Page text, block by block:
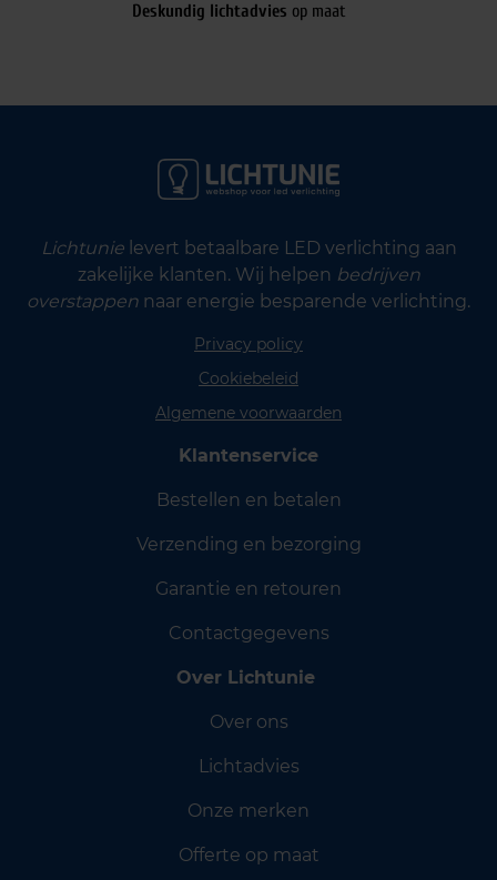
Deskundig lichtadvies op maat
Lichtunielevert betaalbare LED verlichting aan
zakelijke klanten. Wij helpen bedrijven
overstappen naar energie besparende verlichting.
Privacy policy
Cookiebeleid
Algemene voorwaarden
Klantenservice
Bestellen en betalen
Verzending en bezorging
Garantie en retouren
Contactgegevens
Over Lichtunie
Over ons
Lichtadvies
Onze merken
Offerte op maat